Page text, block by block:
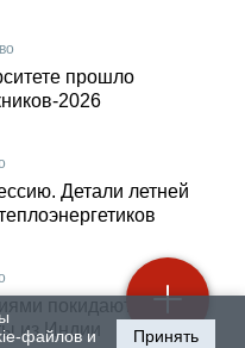
файлов и
Принять
прошло
2026
Детали летней
покидают Горный
из Индии